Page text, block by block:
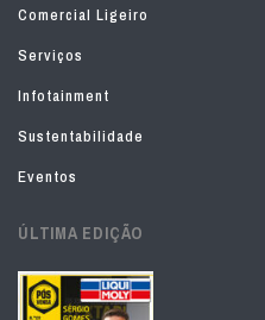
Comercial Ligeiro
Serviços
Infotainment
Sustentabilidade
Eventos
ÚLTIMA EDIÇÃO